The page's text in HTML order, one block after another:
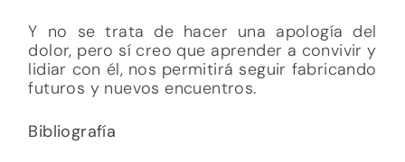
Y no se trata de hacer una apología del
dolor, pero sí creo que aprender a convivir y
lidiar con él, nos permitirá seguir fabricando
futuros y nuevos encuentros.
Bibliografía